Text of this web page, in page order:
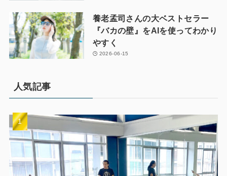
養老孟司さんの大ベストセラー
『バカの壁』をAIを使ってわかり
やすく
2026-06-15
人気記事